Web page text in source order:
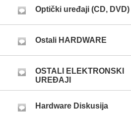
Optički uređaji (CD, DVD)
Ostali HARDWARE
OSTALI ELEKTRONSKI
UREĐAJI
Hardware Diskusija